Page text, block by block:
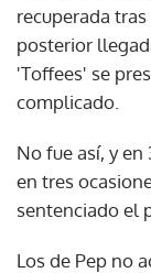
recuperada
posterior
'Toffees' se
complicado.
No fue así, y
en tres
sentenciado el
Los de Pep no